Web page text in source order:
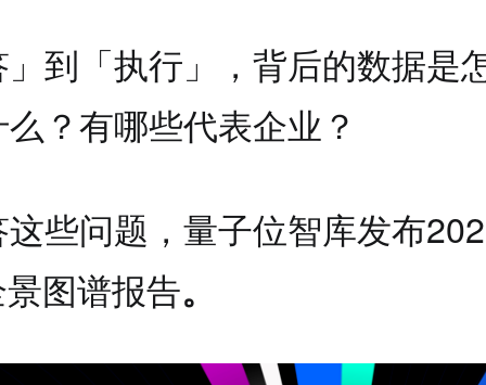
到「执行」，背后的数据是
？有哪些代表企业？
些问题，量子位智库发布
图谱报告。